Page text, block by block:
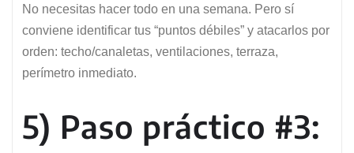
No necesitas hacer todo en una semana. Pero sí
conviene identificar tus “puntos débiles” y atacarlos por
orden: techo/canaletas, ventilaciones, terraza,
perímetro inmediato.
5) Paso práctico #3: